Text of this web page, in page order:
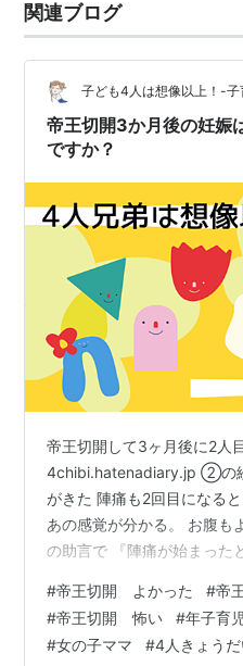
関連ブログ
子ども4人は想像以上！-
帝王切開3か月後の妊
ですか？
帝王切開して3ヶ月後に2人
4chibi.hatenadiary.jp ②の
がきた 陣痛も2回目になる
あの感覚が分かる。 お腹も
の助言で 『陣痛が始まった
風呂に入れるか分からなく
くちゃ苦痛だったからだっ
くると感じて カウント始め
#帝王切開 よかった #帝
#帝王切開 怖い #年子育
#女の子ママ #4人きょう